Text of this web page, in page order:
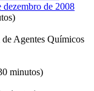
dezembro de 2008
Agentes Químicos
minutos)